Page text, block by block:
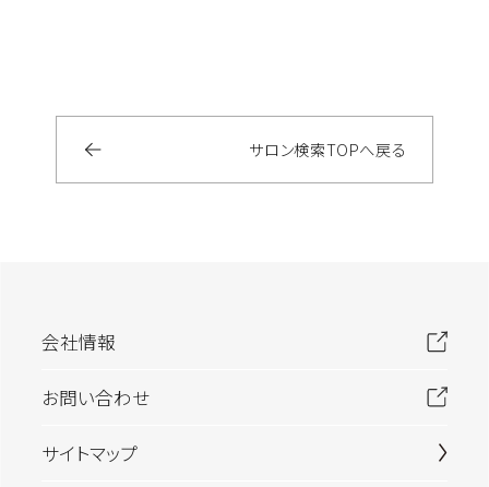
サロン検索TOPへ戻る
会社情報
お問い合わせ
サイトマップ